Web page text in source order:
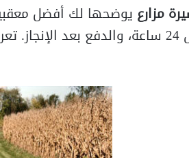
مزارع يوضحها لك أفضل